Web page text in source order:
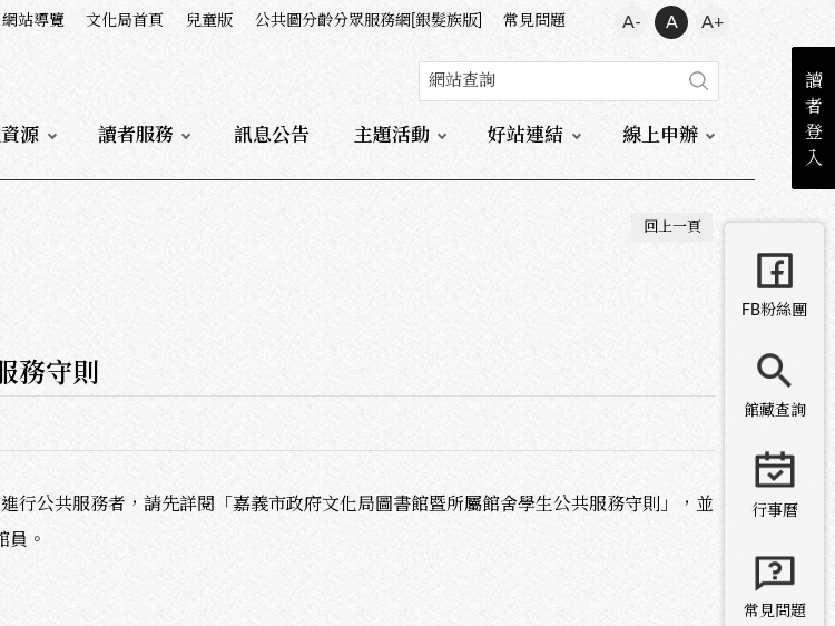
網站導覽 文化局首頁 兒童版 公共圖分齡分眾服務網[銀髮族版] 常見問題 A- A A+
讀
者
登
入
源 讀者服務 訊息公告 主題活動 好站連結 線上申辦
回上一頁
FB粉絲團
館藏查詢
行事曆
常見問題
務守則
行公共服務者，請先詳閱「嘉義市政府文化局圖書館暨所屬館舍學生公共服務守則」，並
員。